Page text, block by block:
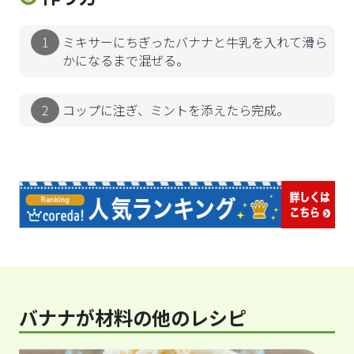
ミキサーにちぎったバナナと牛乳を入れて滑ら
かになるまで混ぜる。
コップに注ぎ、ミントを添えたら完成。
バナナが材料の他のレシピ